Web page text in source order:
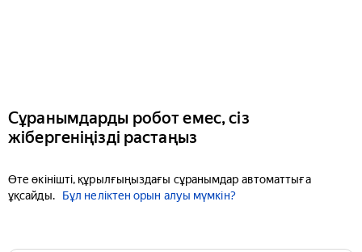
Сұранымдарды робот емес, сіз
жібергеніңізді растаңыз
Өте өкінішті, құрылғыңыздағы сұранымдар автоматтыға
ұқсайды.
Бұл неліктен орын алуы мүмкін?